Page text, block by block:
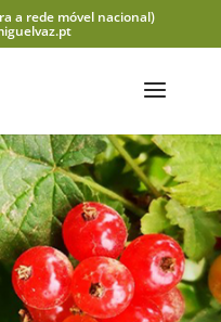
a rede móvel nacional)